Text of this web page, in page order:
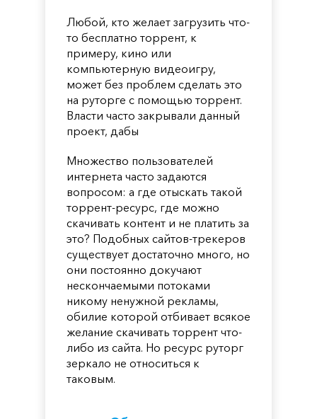
Любой, кто желает загрузить что-
то бесплатно торрент, к
примеру, кино или
компьютерную видеоигру,
может без проблем сделать это
на руторге с помощью торрент.
Власти часто закрывали данный
проект, дабы
Множество пользователей
интернета часто задаются
вопросом: а где отыскать такой
торрент-ресурс, где можно
скачивать контент и не платить за
это? Подобных сайтов-трекеров
существует достаточно много, но
они постоянно докучают
нескончаемыми потоками
никому ненужной рекламы,
обилие которой отбивает всякое
желание скачивать торрент что-
либо из сайта. Но ресурс руторг
зеркало не относиться к
таковым.